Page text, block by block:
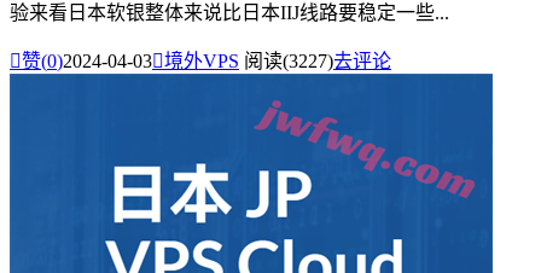
验来看日本软银整体来说比日本IIJ线路要稳定一些...
赞(0)2024-04-03境外VPS 阅读(3227)去评论